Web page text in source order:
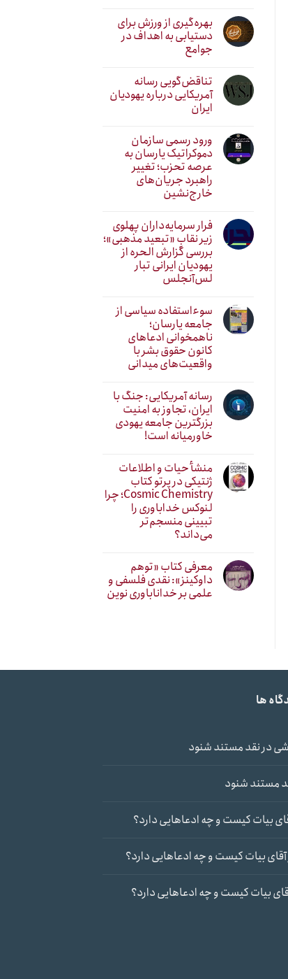
بهره‌گیری از ورزش برای
دستیابی به اهداف در
جوامع
تناقض‌گویی رسانه
آمریکایی درباره یهودیان
ایران
ورود رسمی سازمان
دموکراتیک یارسان به
عرصه تحزب؛ تغییر
راهبرد جریان‌های
خارج‌نشین
فرار سرمایه‌داران پهلوی
زیر نقابِ «تبعید مذهبی»؛
بررسی گزارش الحره از
یهودیان ایرانی تبار
لس‌آنجلس
سوءاستفاده سیاسی از
جامعه یارسان؛
ناهمخوانی ادعاهای
کانون حقوق بشر با
واقعیت‌های میدانی
رسانه آمریکایی: جنگ با
ایران، تجاوز به امنیت
بزرگترین جامعه یهودی
خاورمیانه است!
منشأ حیات و اطلاعات
ژنتیکی در پرتو کتاب
Cosmic Chemistry؛ چرا
لنوکس خداباوری را
تبیینی منسجم‌تر
می‌داند؟
معرفی کتاب «توهم
داوکینز»: نقدی فلسفی و
علمی بر خداناباوری نوین
ها
درنقد مستند شنود
مستند شنود
بیات کیست و چه ادعاهایی دارد؟
آقای بیات کیست و چه ادعاهایی دارد؟
بیات کیست و چه ادعاهایی دارد؟